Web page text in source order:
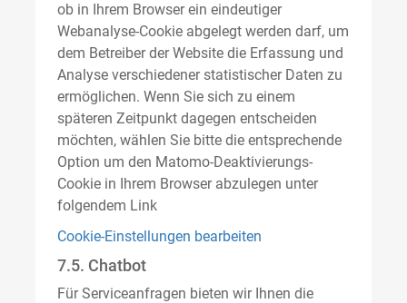
ob in Ihrem Browser ein eindeutiger
Webanalyse-Cookie abgelegt werden darf, um
dem Betreiber der Website die Erfassung und
Analyse verschiedener statistischer Daten zu
ermöglichen. Wenn Sie sich zu einem
späteren Zeitpunkt dagegen entscheiden
möchten, wählen Sie bitte die entsprechende
Option um den Matomo-Deaktivierungs-
Cookie in Ihrem Browser abzulegen unter
folgendem Link
Cookie-Einstellungen bearbeiten
7.5. Chatbot
Für Serviceanfragen bieten wir Ihnen die